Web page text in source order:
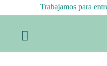
Trabajamos para